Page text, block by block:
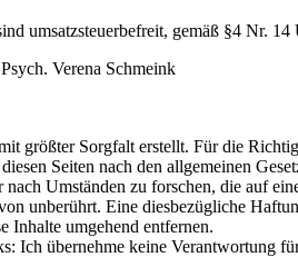
umsatzsteuerbefreit, gemäß §4 Nr. 14
Verena Schmeink
größter Sorgfalt erstellt. Für die
Seiten nach den allgemeinen
Umständen zu forschen, die auf
unberührt. Eine diesbezügliche
Inhalte umgehend entfernen.
Ich übernehme keine Verantwortung